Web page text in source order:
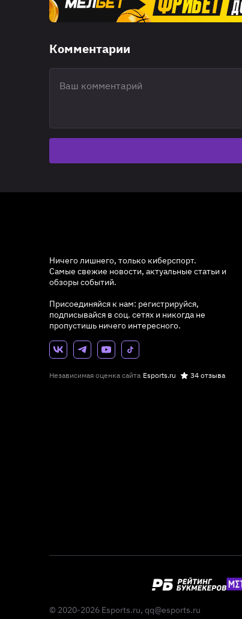
Комментарии
Ничего лишнего, только киберспорт.
Самые свежие новости, актуальные статьи и
обзоры событий.
Присоединяйся к нам: регистрируйся,
подписывайся в соц. сетях и никогда не
пропустишь ничего интересного.
Независимая оценка сайта Esports.ru 34 отзыва
© 2020-2026 Esports.ru, qq@esports.ru